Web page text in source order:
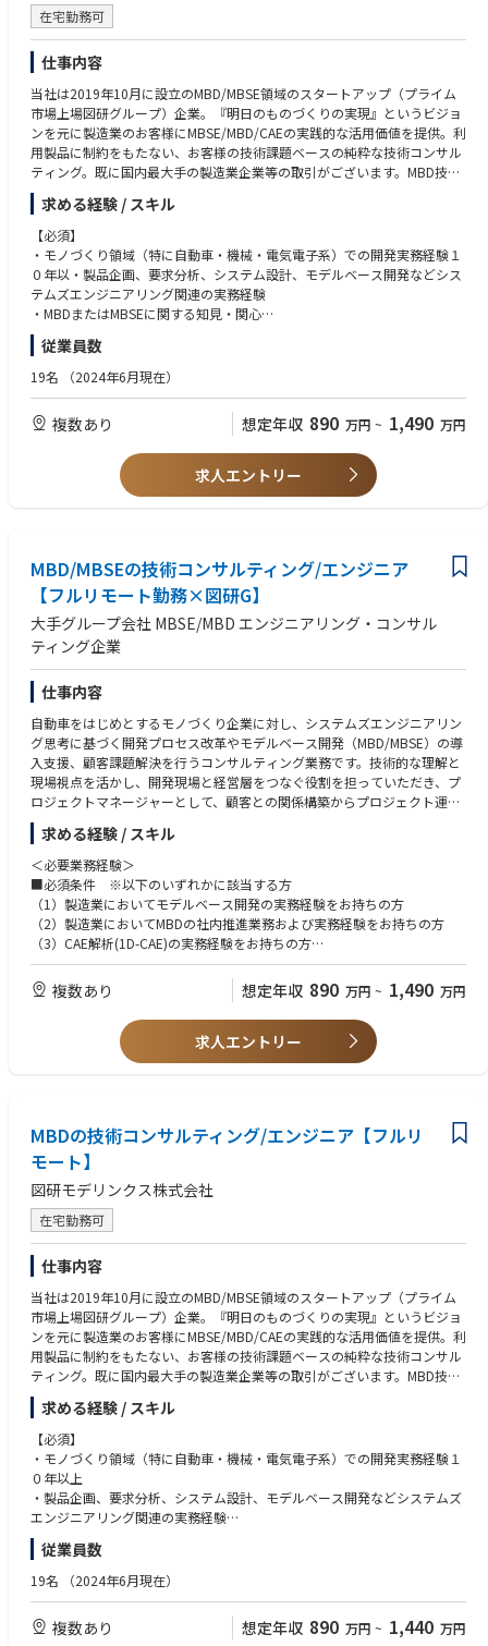
【弊社概要】
国際競争の激化や人手不足など、深刻な課題を抱える製造業では、デジタ
ル活用による業務効率化・生産性向上が求められています。
そこで私たちは、製造現場の自動化及び省人化を支援するべく、自社開発
のAI技術を活用したソフトウェアプロダクト + ハードウェアの両軸で工場
ラインのインテグレーション提案を行い、工場現場実装を通じた課題解決
型ソリューションを提供しています。
現在はAI外観検査事業およびコンサルティング事業を中心に事業拡大して
おり、今後も製造現場における様々な課題解決に向けた、自社製のAIソフ
トウェア×IoTによる新たなソリューション領域へと事業を拡大していき
ます。
【変更の範囲】会社の定める全ての業務
●システム提案に至った場合にはシステム導入のエンジニアに引継ぎし導
入を実施してもらう。
導入後のフォローを計画して運用に問題がないかなどのコンサルティング
を実施。
＜このポジションの魅力・ポイント＞
●その場しのぎの提案ではなく、長く安定して効率的に設備管理を行って
もらうための支援であるので、お客様に感謝をされる業務です。
●ご自身の知識を活かして、他のメンバーの知識も取り入れて相乗効果を
発揮できるとともに、ご自身の成長も実感できる満足度の高い仕事です。
●DXや設備管理の知識が十分でなくても、メンバーで業務遂行を実施する
のと
先輩社員が教育を実施することによって独り立ちできるようにサポートい
たします。
●今までの設備管理の経験や知見を活かして、ジョブチェンジをすること
ができます。
●すべての業種業界で仕事をすることができますので、今までとは違った
経験や知見を得ることができ、
将来にわたってキャリアアップをすることができます。
在宅勤務可
仕事内容
当社は2019年10月に設立のMBD/MBSE領域のスタートアップ（プライム
市場上場図研グループ）企業。『明日のものづくりの実現』というビジョ
ンを元に製造業のお客様にMBSE/MBD/CAEの実践的な活用価値を提供。利
用製品に制約をもたない、お客様の技術課題ベースの純粋な技術コンサル
ティング。既に国内最大手の製造業企業等の取引がございます。MBD技術
を武器にMBSE領域の技術コンサルをさらに強化しビジネスの拡大をする
ための募集になります。
【安定性】プライム市場上場図研社が親会社のため財務安定性を担保
【働き方】 専門業務型裁量労働制を採用
【働きやすさ】業務パフォーマンスをベースに評価するため、時間的・場
所的制約を受けずにご活躍頂くことができます。
【仕事内容】
自動車をはじめとするモノづくり企業に対し、3D-CAE、1D-CAEを駆使
し、先進的なモデルベース開発（MBD/MBSE）の導入支援、顧客課題解決
を行うコンサルティング業務です。技術的な理解と現場視点を活かし、モ
ノづくりにおけるシステム設計と単体設計をつなぐプロセスを革新する役
築からプロジェクト運営までを一貫して担当して頂きます。技術成果開発
においては、実際にご自身の手でモデリング・プログラミング・解析・環
・モノづくりにおけるシステム設計と単体設計をつなぐプロセスに関わる
顧客課題のヒアリング
・3D-CAE、1D-CAEを駆使して顧客課題を解決するソリューション提案と
その開発
・3Dモデルの縮退技術を適用することによる1D-CAEの精度向上への貢献
頼度向上によるMBDの啓蒙
【具体的な業務の流れ】
お客様（特に製造業の研究・開発部門）の課題をお聞きし、課題解決に向
けて提案を実施。提案内容について合意をえられたら、弊社の方でプロジ
ェクトチームを組み、納品に向けてのコンサル・エンジニアリングサービ
スを実施する。
【魅力】
◎事業の将来性
製造業界において、CASEへの対応IoT化が進む中で、MBSE/MBDのニーズ
が益々増えてくることが予想されており、同領域のスペシャリスト集団と
して業界をリードしていきます。また、図研(株)からの出資、バックアッ
プもあり、大手顧客との新規窓口も開設済みのことからも、安定性と将来
性を感じられる企業です。
◎エンジニアリングのスキルアップ
高い専門性を持つメンバーが在籍しており、それぞれの強み、スキルを補
完し合いながらチームとしてプロジェクトを推進し、コンサルタントとし
て必要な技術、スキル、経験を詰める環境です。
しております。
◎裁量を持って働ける環境
少数精鋭組織のため、プロセスの改善などにも積極的に携われます。それ
ぞれの強み、スキルを鑑みて、プロジェクトをアサインするため、プロジ
ェクトリーダーを任されるケースもございます。
◎顧客志向
顧客が抱える悩み、課題を同社が持つ専門性、知見を活かしソリューショ
ンの提供ができます。設備やツール、ソフトウェアに囚われない、純粋な
技術ベースでの議論が可能です。
◎最先端と古き良き技術の融合
最先端のソフトウェア、AIなどの技術と自動車業界の技術とを体感するこ
とができ、スキル向上につながります。
アな技術に触れることができます。
【残業について】20～30時間程度。4～6月が閑散期、11～3月に向けて繁
忙期
【有給休暇について】業務に支障のない範囲であれば、半日休/1日休/連
続休と自由に取得可能。
年次有給休暇は当該年度中に使用しなかったときは、次の年度に繰り越す
ことが可能
※有給取得促進のためにアナウンスあり
求める経験 / スキル
【必須】
・モノづくり領域（特に自動車・機械・電気電子系）での開発実務経験１
０年以・製品企画、要求分析、システム設計、モデルベース開発などシス
テムズエンジニアリング関連の実務経験
・MBDまたはMBSEに関する知見・関心
・技術的課題を言語化し、ドキュメント・プレゼンで伝えられる論理的思
考力・表現力
・他社や他部門との協働を通じた課題整理・提案・推進の経験
意をお持ちの方
・コンサルティングファームまたは事業会社での業務改革・技術企画・P
証経験
・組込みソフト開発プロセスの理解、コード生成やHILS/SILS試験の経験
・要求仕様書/機能仕様書の作成・管理経験
・機能安全（ISO26262）またはASPICEに基づく開発・監査経験
・システムズエンジニアリング教育・導入支援の経験
【中途入社者のバックグラウンド完成車メーカー、Tier1サプライヤー、電
機メーカー、MBDベンダー等
従業員数
19名 （2024年6月現在）
複数あり 想定年収 890 万円 ~ 1,490 万円
求人エントリー
MBD/MBSEの技術コンサルティング/エンジニア
【フルリモート勤務×図研G】
大手グループ会社 MBSE/MBD エンジニアリング・コンサル
ティング企業
仕事内容
自動車をはじめとするモノづくり企業に対し、システムズエンジニアリン
グ思考に基づく開発プロセス改革やモデルベース開発（MBD/MBSE）の導
入支援、顧客課題解決を行うコンサルティング業務です。技術的な理解と
現場視点を活かし、開発現場と経営層をつなぐ役割を担っていただき、プ
ロジェクトマネージャーとして、顧客との関係構築からプロジェクト運営
までを一貫して担当して頂きます。技術成果開発においては、実際にご自
身の手でモデリング・プログラミング・解析環境構築等も行って頂きま
す。
※主な業務内容
・要求分析、機能分解、設計構造化など、SE思考に基づく開発プロセス改
善・改革
・システムズエンジニアリング導入に向けた業務設計・体制構築支援
・モデルベース開発（MATLAB/Simulink、SysML等）活用の推進・現場導
入、教育支援
・開発プロセス成熟度（ASPICE／ISO26262等）診断および改善提案
・顧客との信頼関係構築および課題ヒアリング・提案活動
・プロジェクト計画立案・進捗／品質／リスク管理・チームマネジメント
＜具体的には＞
・まずは弊社技術職として、製造業のお客様の課題把握を行い、その後は
MBD/MBSEを使用したモデル開発/システム環境構築等が主な業務内容で
す。
・入社後の教育については、MBD/MBSEに長けた技術者が多数在籍してお
り、プロジェクトを通してOJTでの教育を実施していきます。
・社風は、自由闊達で上下関係を気にせずコミュニケーションが取れ、リ
モート環境も確立されているため、社員間の交流が気軽にとれます。
＜働き方＞
・働き方についてはリモートワークが中心となっております。お客様先と
の打合せや納品のため訪問することもありますが、
・ライフスタイルにあった働き方をして頂ければと考えているので地方で
フルリモート勤務なども可能です。
■おすすめポイント：
当社は株式会社図研の100％出資により設立された会社です。
現在図研モデリンクスでは、自動車OEM・サプライヤーをはじめとした昨
今の製品開発の高度化・複雑化に対応していくため、
製品開発におけるMBD・MBSEにおいてコンサルティングサービス、ツー
ル開発などの新事業を展開しております。
様々な分野のリーディングカンパニーをはじめ多くのものづくり企業がお
客様です。
求める経験 / スキル
＜必要業務経験＞
■必須条件 ※以下のいずれかに該当する方
（1）製造業においてモデルベース開発の実務経験をお持ちの方
（2）製造業においてMBDの社内推進業務および実務経験をお持ちの方
（3）CAE解析(1D-CAE)の実務経験をお持ちの方
（4）計測・実験関連の研究開発および実務経験をお持ちの方
（5）CAEツールベンダーでエンジニアリングサービスやコンサルティン
グの実務経験をお持ちの方
（6）AI、機械学習などを自動車業界をはじめとする製造業で活かしたい
（2）制御システム設計の実務経験をお持ちの方
（3）信号処理、統計処理、最適化、実験計画法などの数学的知識をお持
（4）モーター制御やバッテリー熱マネージメントなどの電動関連の業務
経験をお持ちの方
（5）コンピュータビジョン(画像センサ、画像処理)の知識および実務経験
をお持ちの方
（6）通信やクラウド関連の業務経験をお持ちの方
（7）HILS・RCPなどを用いた実機検証および実験環境構築の経験をお持
ちの方
（8）システムズエンジニアリングの実践経験および学習経験をお持ちの
方
（9）機械学習・ディープラーニングの知識および実務経験(Pythonなど)
をお持ちの方
（10）ゲームエンジン(Unity、Unrealなど)の知識および実務経験をお持ち
の方
（11）コンサルティングファームでの技術コンサルティング業務経験をお
持ちの方
■開発環境 ※以下のいずれかのご経験をお持ちの方は尚可
システムモデリング言語：SysML、UML
モデリングツール：Simulink、Amesim、SimulationX、Dymola、OpenM
odelica、GT-SUITE
MBSEツール：Cameo Systems Modeler、GENESYS、Phoenix ModelCent
複数あり 想定年収 890 万円 ~ 1,490 万円
求人エントリー
MBDの技術コンサルティング/エンジニア【フルリ
モート】
図研モデリンクス株式会社
在宅勤務可
仕事内容
当社は2019年10月に設立のMBD/MBSE領域のスタートアップ（プライム
市場上場図研グループ）企業。『明日のものづくりの実現』というビジョ
ンを元に製造業のお客様にMBSE/MBD/CAEの実践的な活用価値を提供。利
用製品に制約をもたない、お客様の技術課題ベースの純粋な技術コンサル
ティング。既に国内最大手の製造業企業等の取引がございます。MBD技術
を武器にMBSE領域の技術コンサルをさらに強化しビジネスの拡大をする
ための募集になります。
【安定性】プライム市場上場図研社が親会社のため財務安定性を担保
【働き方】 専門業務型裁量労働制を採用
【働きやすさ】業務パフォーマンスをベースに評価するため、時間的・場
所的制約を受けずにご活躍頂くことができます。
【仕事内容】
■ 製造業において、高い生産性を実現させることを目的とし、顧客課題を
解決に導くMBSE/MBD/CAEを駆使した技術サービスを提供
(技術コンサルティング、業務委託開発)
■ 本募集職種では、MBDの導入・活用により、顧客の技術課題を解決する
求める経験 / スキル
【必須】
・モノづくり領域（特に自動車・機械・電気電子系）での開発実務経験１
０年以上
・製品企画、要求分析、システム設計、モデルベース開発などシステムズ
エンジニアリング関連の実務経験
・MBDまたはMBSEに関する知見・関心
・技術的課題を言語化し、ドキュメント・プレゼンで伝えられる論理的思
考力・表現力
・SE領域における困難さを実現場で体感し、開発プロセス改革に向けた熱
意をお持ちの方
従業員数
19名 （2024年6月現在）
複数あり 想定年収 890 万円 ~ 1,440 万円